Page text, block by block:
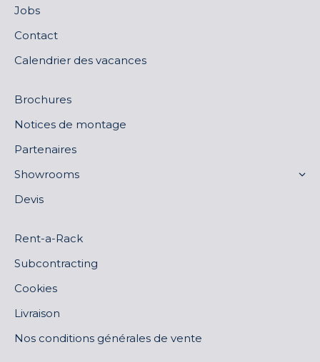
Jobs
Contact
Calendrier des vacances
Brochures
Notices de montage
Partenaires
Showrooms
Devis
Rent-a-Rack
Subcontracting
Cookies
Livraison
Nos conditions générales de vente